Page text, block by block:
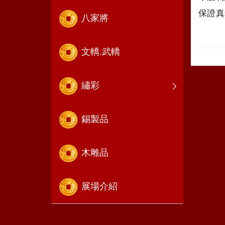
八家將
文轎.武轎
繡彩
錫製品
木雕品
展場介紹
保證